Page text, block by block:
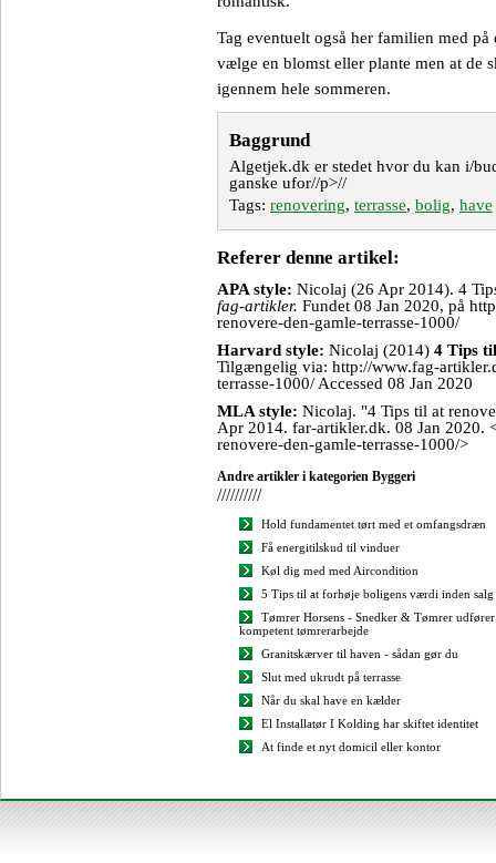
Tag eventuelt også her familien med
vælge en blomst eller plante men at de
igennem hele sommeren.
Baggrund
Algetjek.dk er stedet hvor du kan i/
ganske ufor//p>//
Tags: renovering, terrasse, bolig, have
Referer denne artikel:
APA style: Nicolaj (26 Apr 2014). 4
fag-artikler. Fundet 08 Jan 2020, på
renovere-den-gamle-terrasse-1000/
Harvard style: Nicolaj (2014) 4 Tips
Tilgængelig via: http://www.fag-
terrasse-1000/ Accessed 08 Jan 2020
MLA style: Nicolaj. "4 Tips til at
Apr 2014. far-artikler.dk. 08 Jan
renovere-den-gamle-terrasse-1000/>
Andre artikler i kategorien Byggeri
//////////
Hold fundamentet tørt med et omfangsdræn
Få energitilskud til vinduer
Køl dig med med Aircondition
5 Tips til at forhøje boligens værdi inden salg
Tømrer Horsens - Snedker & Tømrer udfører
kompetent tømrerarbejde
Granitskærver til haven - sådan gør du
Slut med ukrudt på terrasse
Når du skal have en kælder
El Installatør I Kolding har skiftet identitet
At finde et nyt domicil eller kontor